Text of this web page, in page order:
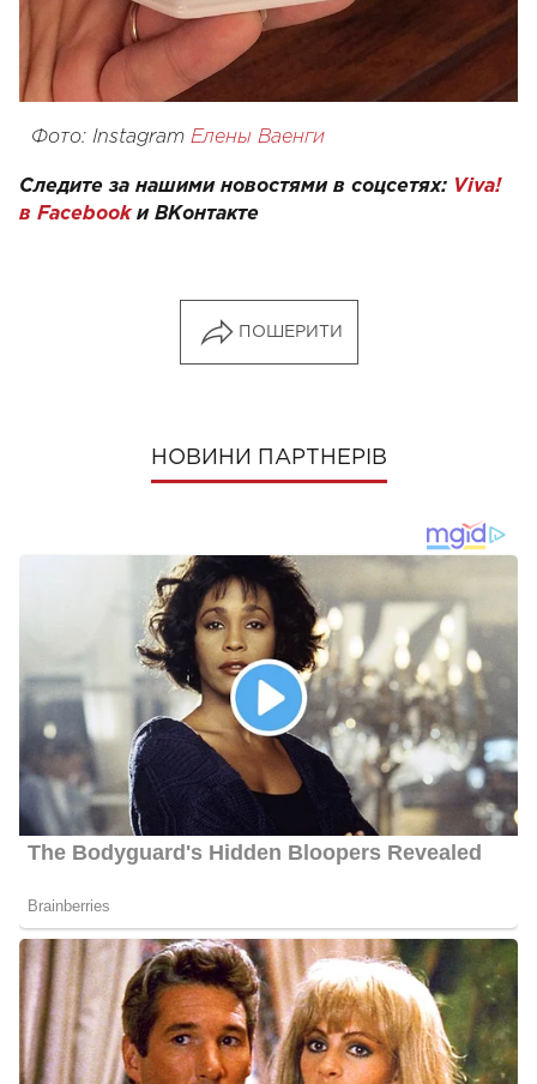
Фото: Instagram Елены Ваенги
Следите за нашими новостями в соцсетях: Viva!
в Facebookи ВКонтакте
ПОШЕРИТИ
НОВИНИ ПАРТНЕРІВ